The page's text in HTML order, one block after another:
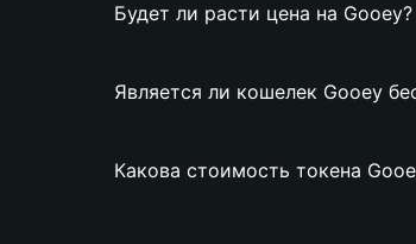
Будет ли расти цена на Gooey?
Является ли кошелек Gooey
Какова стоимость токена